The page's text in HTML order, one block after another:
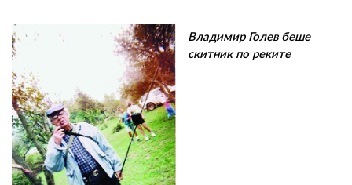
Владимир Голев беше
скитник по реките